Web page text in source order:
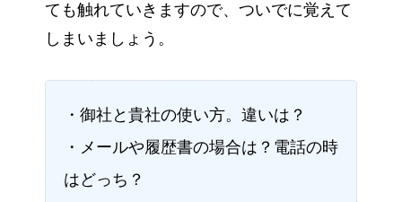
ても触れていきますので、ついでに覚えて
しまいましょう。
・御社と貴社の使い方。違いは？
・メールや履歴書の場合は？電話の時
はどっち？